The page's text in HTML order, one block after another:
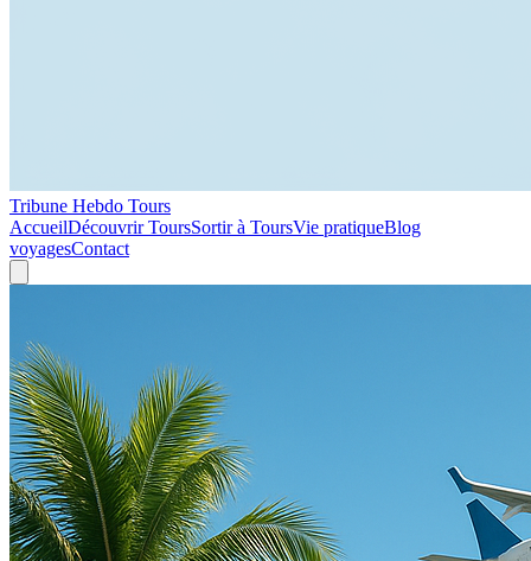
Tribune Hebdo Tours
AccueilDécouvrir ToursSortir à ToursVie pratiqueBlog
voyagesContact